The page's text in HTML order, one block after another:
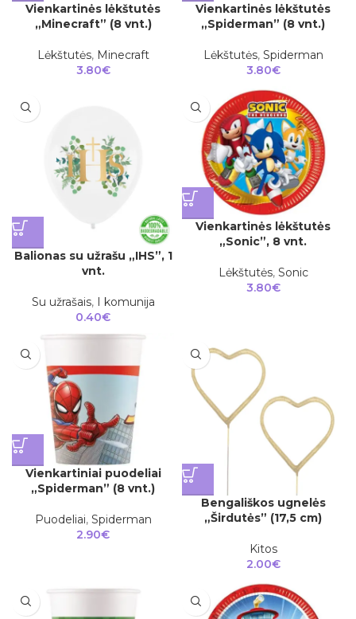
Vienkartinės lėkštutės
„Minecraft” (8 vnt.)
Lėkštutės, Minecraft
3.80€
Vienkartinės lėkštutės
„Spiderman” (8 vnt.)
Lėkštutės, Spiderman
3.80€
Balionas su užrašu „IHS”, 1
vnt.
Su užrašais, I komunija
0.40€
Vienkartinės lėkštutės
„Sonic”, 8 vnt.
Lėkštutės, Sonic
3.80€
Vienkartiniai puodeliai
„Spiderman” (8 vnt.)
Puodeliai, Spiderman
2.90€
Bengališkos ugnelės
„Širdutės” (17,5 cm)
Kitos
2.00€